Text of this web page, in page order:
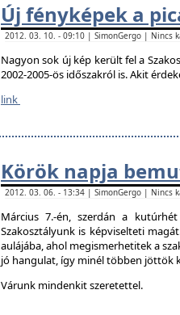
Új fényképek a
2012. 03. 10. - 09:10 | SimonGergo | Nincs
Nagyon sok új kép került fel a
2002-2005-ös időszakról is. Akit
link
Körök napja
2012. 03. 06. - 13:34 | SimonGergo | Nincs
Március 7.-én, szerdán a
Szakosztályunk is képviselteti
aulájába, ahol megismerhetitek a
jó hangulat, így minél többen jöttök
Várunk mindenkit szeretettel.